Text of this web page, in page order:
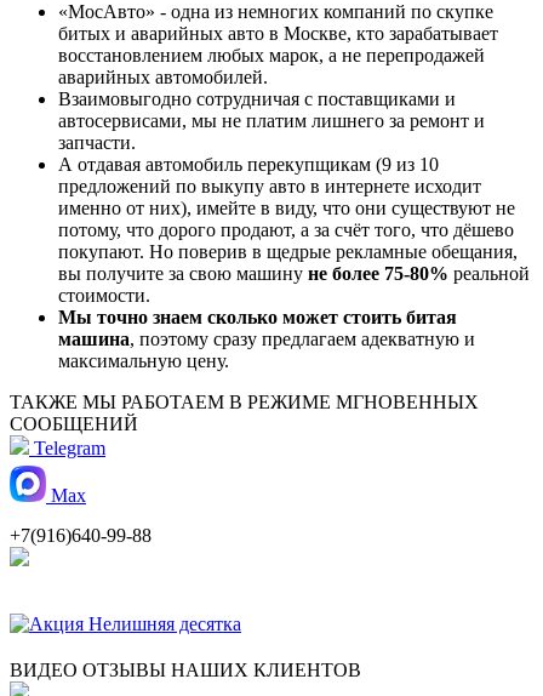
«МосАвто» - одна из немногих компаний по скупке
битых и аварийных авто в Москве, кто зарабатывает
восстановлением любых марок, а не перепродажей
аварийных автомобилей.
Взаимовыгодно сотрудничая с поставщиками и
автосервисами, мы не платим лишнего за ремонт и
запчасти.
А отдавая автомобиль перекупщикам (9 из 10
предложений по выкупу авто в интернете исходит
именно от них), имейте в виду, что они существуют не
потому, что дорого продают, а за счёт того, что дёшево
покупают. Но поверив в щедрые рекламные обещания,
вы получите за свою машину не более 75-80% реальной
стоимости.
Мы точно знаем сколько может стоить битая
машина, поэтому сразу предлагаем адекватную и
максимальную цену.
ТАКЖЕ МЫ РАБОТАЕМ В РЕЖИМЕ МГНОВЕННЫХ
СООБЩЕНИЙ
Telegram
Max
+7(916)640-99-88
ВИДЕО ОТЗЫВЫ НАШИХ КЛИЕНТОВ